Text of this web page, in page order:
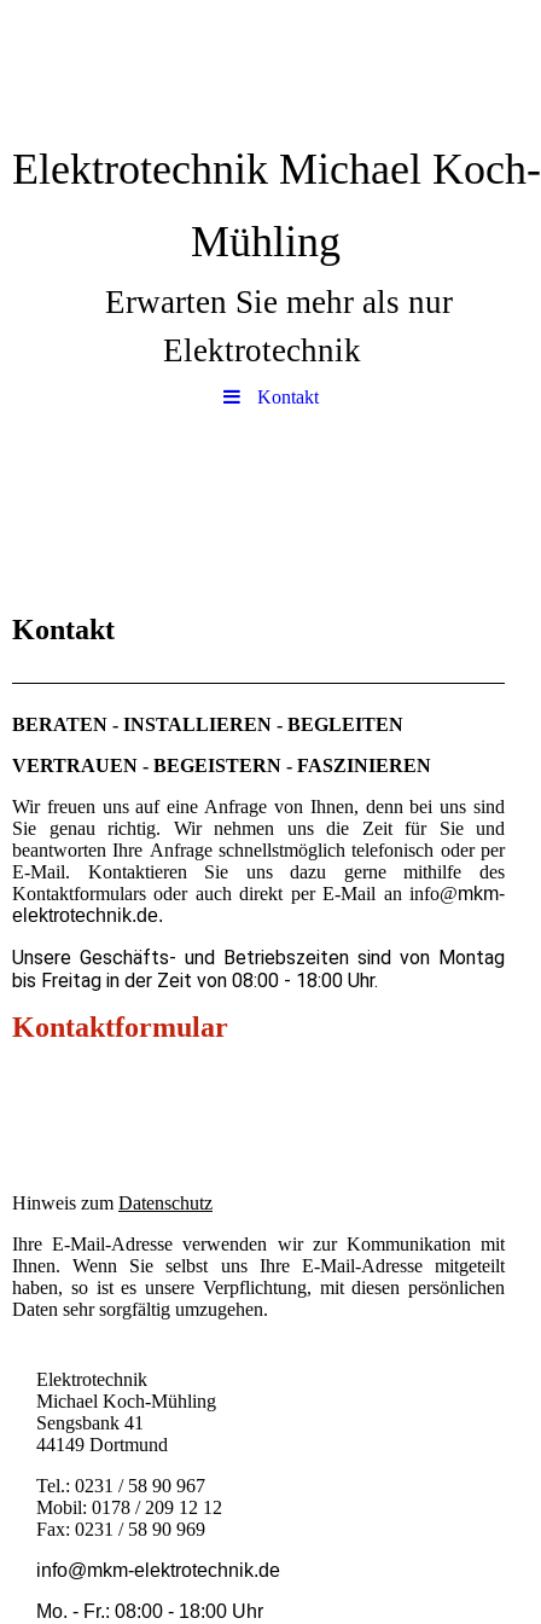
Elektrotechnik Michael Koch-
Mühling
Erwarten Sie mehr als nur
Elektrotechnik
Kontakt
Kontakt
BERATEN - INSTALLIEREN - BEGLEITEN
VERTRAUEN - BEGEISTERN - FASZINIEREN
Wir freuen uns auf eine Anfrage von Ihnen, denn bei uns sind
Sie genau richtig. Wir nehmen uns die Zeit für Sie und
beantworten Ihre Anfrage schnellstmöglich telefonisch oder per
E-Mail. Kontaktieren Sie uns dazu gerne mithilfe des
Kontaktformulars oder auch direkt per E-Mail an info@mkm-
elektrotechnik.de.
Unsere Geschäfts- und Betriebszeiten sind von Montag
bis Freitag in der Zeit von 08:00 - 18:00 Uhr.
Kontaktformular
Hinweis zum Datenschutz
Ihre E-Mail-Adresse verwenden wir zur Kommunikation mit
Ihnen. Wenn Sie selbst uns Ihre E-Mail-Adresse mitgeteilt
haben, so ist es unsere Verpflichtung, mit diesen persönlichen
Daten sehr sorgfältig umzugehen.
Elektrotechnik
Michael Koch-Mühling
Sengsbank 41
44149 Dortmund
Tel.: 0231 / 58 90 967
Mobil: 0178 / 209 12 12
Fax: 0231 / 58 90 969
info@mkm-elektrotechnik.de
Mo. - Fr.: 08:00 - 18:00 Uhr